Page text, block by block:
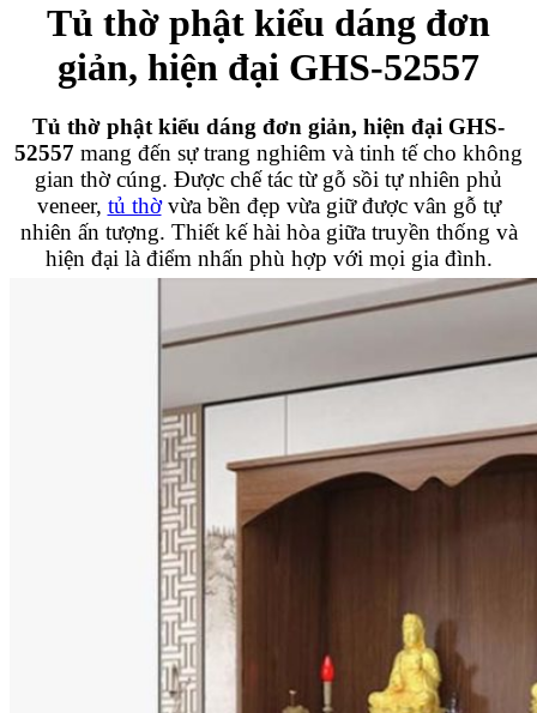
Tủ thờ phật kiểu dáng đơn
giản, hiện đại GHS-52557
Tủ thờ phật kiểu dáng đơn giản, hiện đại GHS-
52557 mang đến sự trang nghiêm và tinh tế cho không
gian thờ cúng. Được chế tác từ gỗ sồi tự nhiên phủ
veneer, tủ thờvừa bền đẹp vừa giữ được vân gỗ tự
nhiên ấn tượng. Thiết kế hài hòa giữa truyền thống và
hiện đại là điểm nhấn phù hợp với mọi gia đình.